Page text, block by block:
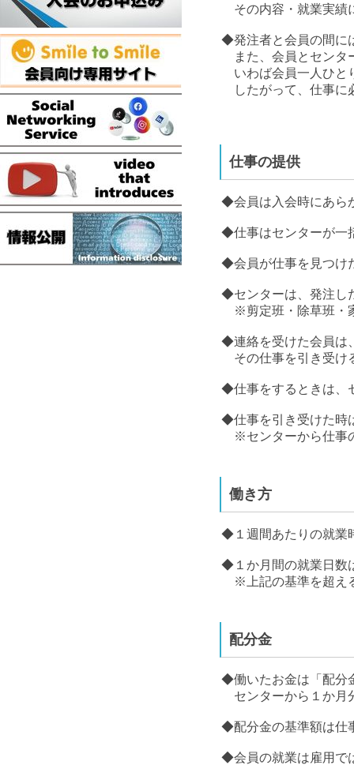
その内容・就業実績
◆発注者と会員の間に
また、会員とセンタ
いわば会員一人ひと
したがって、仕事に
仕事の提供
◆会員は入会時にあら
◆仕事はセンターが一
◆会員が仕事を見つけ
◆センターは、発注し
※剪定班・除草班・
◆連絡を受けた会員は
その仕事を引き受け
◆仕事をするときは、
◆仕事を引き受けた時
※センターから仕事
働き方
◆１週間あたりの就業
◆１か月間の就業日数
※上記の基準を超え
配分金
◆働いたお金は「配分
センターから１か月
◆配分金の基準額は仕
◆会員の就業は雇用で